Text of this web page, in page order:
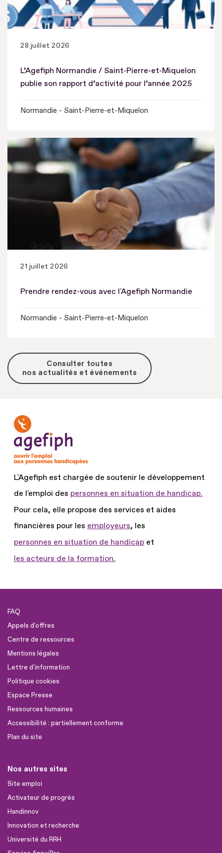
28 juillet 2026
L’Agefiph Normandie / Saint-Pierre-et-Miquelon
publie son rapport d’activité pour l’année 2025
Normandie - Saint-Pierre-et-Miquelon
21 juillet 2026
Prendre rendez-vous avec l'Agefiph Normandie
Normandie - Saint-Pierre-et-Miquelon
Consulter toutes
nos actualités et événements
L'Agefiph est chargée de soutenir le développement
de l'emploi des personnes en situation de handicap.
Pour cela, elle propose des services et aides
financières pour les employeurs, les
personnes en situation de handicap et
les acteurs de la formation.
FAQ
Appels d'offres
Centre de ressources
Mentions légales
Lettre d'information
Politique cookies
Espace Presse
Ressources humaines
Accessibilité : partiellement conforme
Plan du site
Nos autres sites
Site emploi
Activateur de progrès
Handinnov
Innovation et recherche
Université du RRH